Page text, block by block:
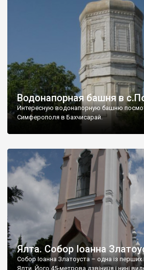
Водонапорная башня в
Интересную водонапорную башню
Симферополя в Бахчисарай.
Ялта. Собор Іоанна
Собор Іоанна Златоуста – одна із
Ялти. Його 45-метрова дзвіниця і нині